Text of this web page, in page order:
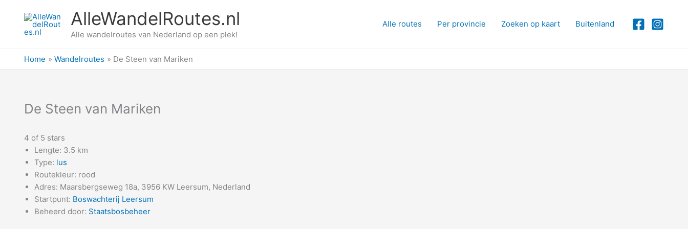
AlleWandelRoutes.nl
Alle wandelroutes van Nederland op een plek!
Alle routes Per provincie Zoeken op kaart Buitenland
Home Wandelroutes De Steen van Mariken
De Steen van Mariken
4 of 5 stars
Lengte: 3.5 km
Type: lus
Routekleur: rood
Adres: Maarsbergseweg 18a, 3956 KW Leersum, Nederland
Startpunt: Boswachterij Leersum
Beheerd door: Staatsbosbeheer